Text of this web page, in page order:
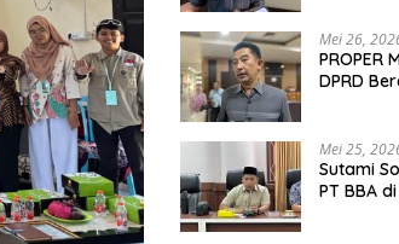
Mei 26,
PROPER
DPRD
Mei 25,
Sutami
PT BBA